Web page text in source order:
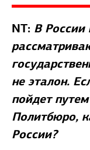
NT: В России
не эталон.
пойдет
Политбюро,
России?